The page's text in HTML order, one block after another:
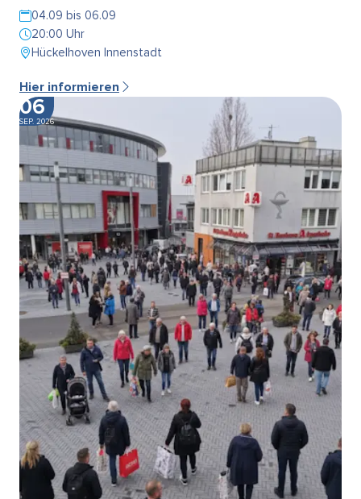
04.09 bis 06.09
20:00 Uhr
Hückelhoven Innenstadt
Hier informieren
06
SEP. 2026